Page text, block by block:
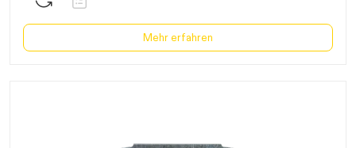
Mehr erfahren